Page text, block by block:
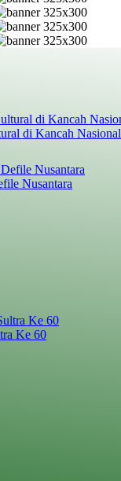
di Kancah Nasional
Nusantara
Ke 60